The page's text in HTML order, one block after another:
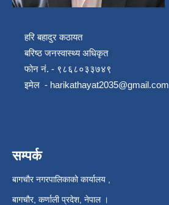
हरि बहादुर कठायत
बरिष्ठ जनस्वास्थ्य अधिकृत
फोन नं. - ९८६८०३३७४९
इमेल - harikathayat2035@gmail.com
सम्पर्क
बागचौर नगरपालिकाको कार्यालय ,
बागचौर, कर्णाली प्रदेश, नेपाल ।